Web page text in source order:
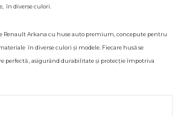
în diverse culori.
Renault Arkana cu huse auto premium, concepute pentru
în diverse culori și modele. Fiecare husă se
perfectă , asigurând durabilitate și protecție împotriva